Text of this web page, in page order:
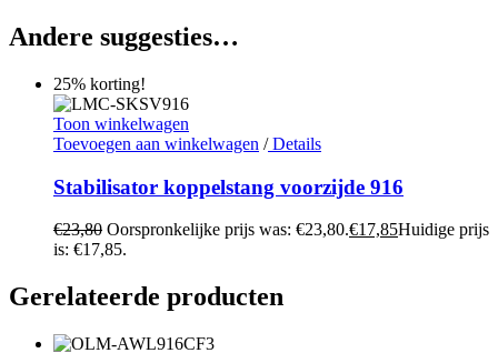
Andere suggesties…
25% korting!
Toon winkelwagen
Toevoegen aan winkelwagen /Details
Stabilisator koppelstang voorzijde 916
€23,80 Oorspronkelijke prijs was: €23,80.€17,85Huidige prijs
is: €17,85.
Gerelateerde producten